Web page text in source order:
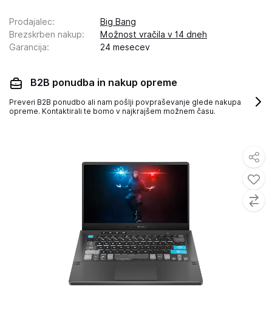
Prodajalec:
Big Bang
Brezskrben nakup:
Možnost vračila v 14 dneh
Garancija: 24 mesecev
B2B ponudba in nakup opreme
Preveri B2B ponudbo ali nam pošlji povpraševanje glede nakupa
opreme. Kontaktirali te bomo v najkrajšem možnem času.